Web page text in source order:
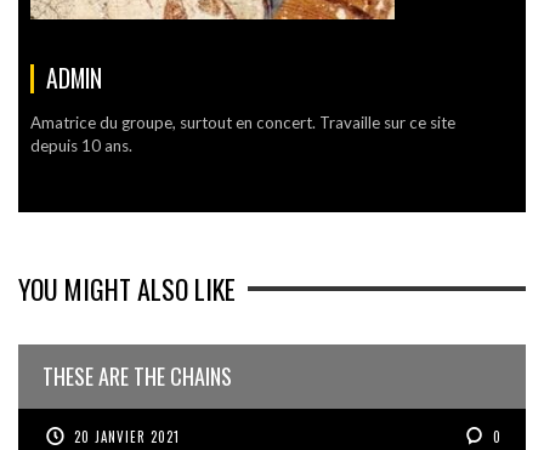
ADMIN
Amatrice du groupe, surtout en concert. Travaille sur ce site
depuis 10 ans.
YOU MIGHT ALSO LIKE
THESE ARE THE CHAINS
20 JANVIER 2021 0